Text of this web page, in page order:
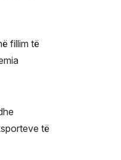
fillim të
të